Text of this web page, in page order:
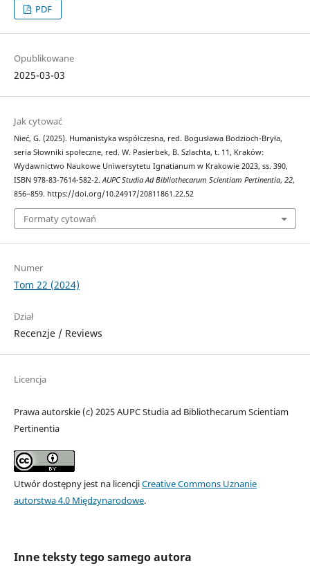
PDF
Opublikowane
2025-03-03
Jak cytować
Nieć, G. (2025). Humanistyka współczesna, red. Bogusława Bodzioch-Bryła,
seria Słowniki społeczne, red. W. Pasierbek, B. Szlachta, t. 11, Kraków:
Wydawnictwo Naukowe Uniwersytetu Ignatianum w Krakowie 2023, ss. 390,
ISBN 978-83-7614-582-2.AUPC Studia Ad Bibliothecarum Scientiam Pertinentia, 22,
856–859. https://doi.org/10.24917/20811861.22.52
Formaty cytowań
Numer
Tom 22 (2024)
Dział
Recenzje / Reviews
Licencja
Prawa autorskie (c) 2025 AUPC Studia ad Bibliothecarum Scientiam
Pertinentia
Utwór dostępny jest na licencjiCreative Commons Uznanie
autorstwa 4.0 Międzynarodowe.
Inne teksty tego samego autora